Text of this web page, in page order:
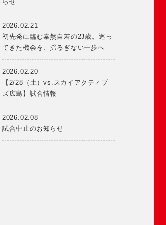
らせ
2026.02.21
初先発に臨む泰然自若の23歳。巡っ
てきた機会を、揺るぎない一歩へ
2026.02.20
【2/28（土）vs.スカイアクティブ
ズ広島】試合情報
2026.02.08
試合中止のお知らせ